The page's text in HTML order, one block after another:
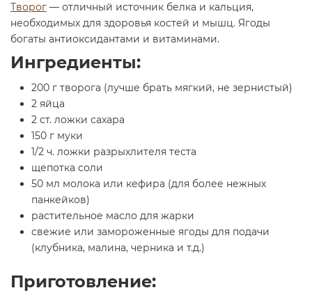
Творог — отличный источник белка и кальция,
необходимых для здоровья костей и мышц. Ягоды
богаты антиоксидантами и витаминами.
Ингредиенты:
200 г творога (лучше брать мягкий, не зернистый)
2 яйца
2 ст. ложки сахара
150 г муки
1/2 ч. ложки разрыхлителя теста
щепотка соли
50 мл молока или кефира (для более нежных
панкейков)
растительное масло для жарки
свежие или замороженные ягоды для подачи
(клубника, малина, черника и т.д.)
Приготовление: